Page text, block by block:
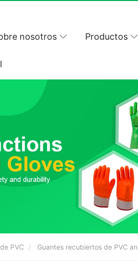
nosotros Productos
PVC Guantes recubiertos de PVC